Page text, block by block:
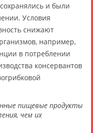
и были
Условия
снижают
например,
в потреблении
консервантов
пищевые продукты
чем их